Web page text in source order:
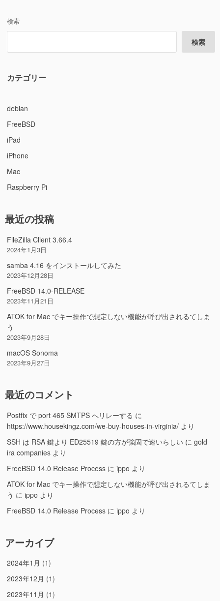
検索
検索
カテゴリー
debian
FreeBSD
iPad
iPhone
Mac
Raspberry Pi
最近の投稿
FileZilla Client 3.66.4
2024年1月3日
samba 4.16 をインストールしてみた
2023年12月28日
FreeBSD 14.0-RELEASE
2023年11月21日
ATOK for Mac でキー操作で想定しない機能が呼び出されるてしま
う
2023年9月28日
macOS Sonoma
2023年9月27日
最近のコメント
Postfix で port 465 SMTPS へリレーする に
https://www.housekingz.com/we-buy-houses-in-virginia/ より
SSH は RSA 鍵より ED25519 鍵の方が強固で速いらしい に gold
ira companies より
FreeBSD 14.0 Release Process に ippo より
ATOK for Mac でキー操作で想定しない機能が呼び出されるてしま
う に ippo より
FreeBSD 14.0 Release Process に ippo より
アーカイブ
2024年1月 (1)
2023年12月 (1)
2023年11月 (1)